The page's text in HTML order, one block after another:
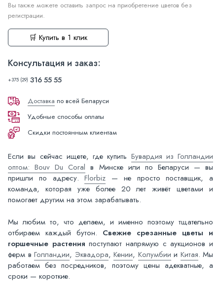
Вы также можете оставить запрос на приобретение цветов без
регистрации.
🛒 Купить в 1 клик
Консультация и заказ:
+375 (29) 316 55 55
Доставка по всей Беларуси
Удобные способы оплаты
Скидки постоянным клиентам
Если вы сейчас ищете, где купить Бувардия из Голландии
оптом: Bouv Du Coral в Минске или по Беларуси — вы
пришли по адресу.Florbiz — не просто поставщик, а
команда, которая уже более 20 лет живёт цветами и
помогает другим на этом зарабатывать.
Мы любим то, что делаем, и именно поэтому тщательно
отбираем каждый бутон. Свежие срезанные цветы и
горшечные растения поступают напрямую с аукционов и
ферм в Голландии, Эквадора, Кении, Колумбии и Китая. Мы
работаем без посредников, поэтому цены адекватные, а
сроки — короткие.